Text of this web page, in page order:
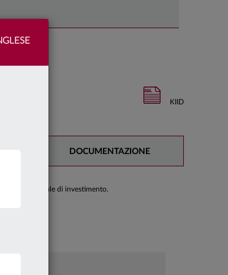
KIID
DOCUMENTAZIONE
decisione finale di investimento.